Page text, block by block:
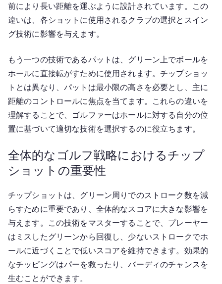
前により長い距離を運ぶように設計されています。この
違いは、各ショットに使用されるクラブの選択とスイン
グ技術に影響を与えます。
もう一つの技術であるパットは、グリーン上でボールを
ホールに直接転がすために使用されます。チップショッ
トとは異なり、パットは最小限の高さを必要とし、主に
距離のコントロールに焦点を当てます。これらの違いを
理解することで、ゴルファーはホールに対する自分の位
置に基づいて適切な技術を選択するのに役立ちます。
全体的なゴルフ戦略におけるチップ
ショットの重要性
チップショットは、グリーン周りでのストローク数を減
らすために重要であり、全体的なスコアに大きな影響を
与えます。この技術をマスターすることで、プレーヤー
はミスしたグリーンから回復し、少ないストロークでホ
ールに近づくことで低いスコアを維持できます。効果的
なチッピングはパーを救ったり、バーディのチャンスを
生むことができます。